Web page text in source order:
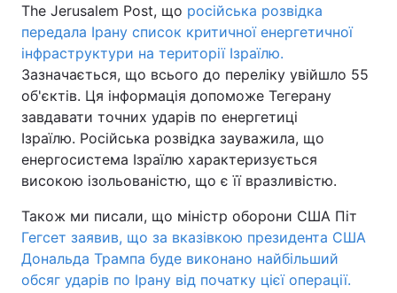
The Jerusalem Post, що російська розвідка
передала Ірану список критичної енергетичної
інфраструктури на території Ізраїлю.
Зазначається, що всього до переліку увійшло 55
об'єктів. Ця інформація допоможе Тегерану
завдавати точних ударів по енергетиці
Ізраїлю. Російська розвідка зауважила, що
енергосистема Ізраїлю характеризується
високою ізольованістю, що є її вразливістю.
Також ми писали, що міністр оборони США Піт
Гегсет заявив, що за вказівкою президента США
Дональда Трампа буде виконано найбільший
обсяг ударів по Ірану від початку цієї операції.